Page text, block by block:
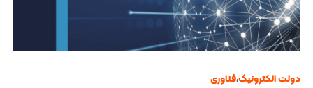
دولت الکترونیک،فناوری